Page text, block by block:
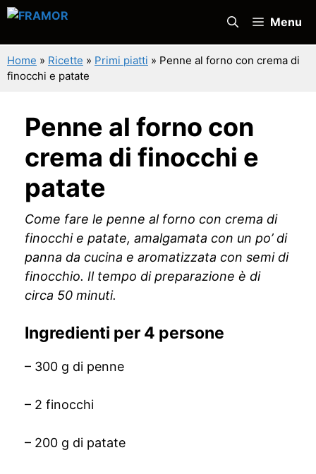
Vai
contenuto
Menu
Home » Ricette » Primi piatti » Penne al forno con crema di
finocchi e patate
Penne al forno con
crema di finocchi e
patate
Come fare le penne al forno con crema di
finocchi e patate, amalgamata con un po’ di
panna da cucina e aromatizzata con semi di
finocchio. Il tempo di preparazione è di
circa 50 minuti.
Ingredienti per 4 persone
– 300 g di penne
– 2 finocchi
– 200 g di patate